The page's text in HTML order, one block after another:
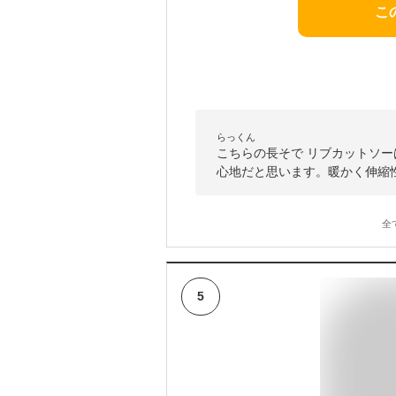
こ
らっくん
こちらの長そで リブカットソ
心地だと思います。暖かく伸
全
5